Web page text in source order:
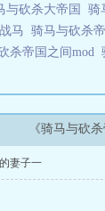
与砍杀大帝国 骑
马 骑马与砍杀
杀帝国之间mod
《骑马与砍
妻子一